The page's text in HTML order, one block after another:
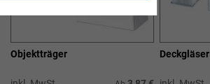
Objektträger Deckgläser